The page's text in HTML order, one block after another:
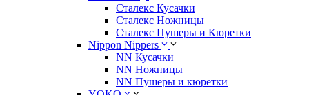
Сталекс Кусачки
Сталекс Ножницы
Сталекс Пушеры и Кюретки
Nippon Nippers
NN Кусачки
NN Ножницы
NN Пушеры и кюретки